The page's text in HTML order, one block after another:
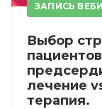
ЗАПИСЬ
Выбор
лечение
терапия.